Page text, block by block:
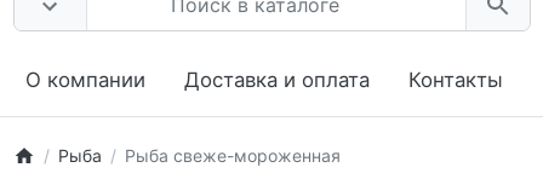
О компании Доставка и оплата Контакты
Рыба Рыба свеже-мороженная